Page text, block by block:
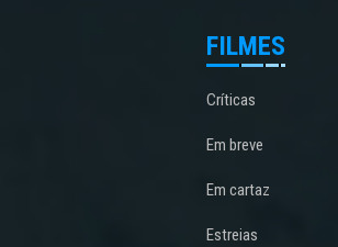
FILMES
Críticas
Em breve
Em cartaz
Estreias